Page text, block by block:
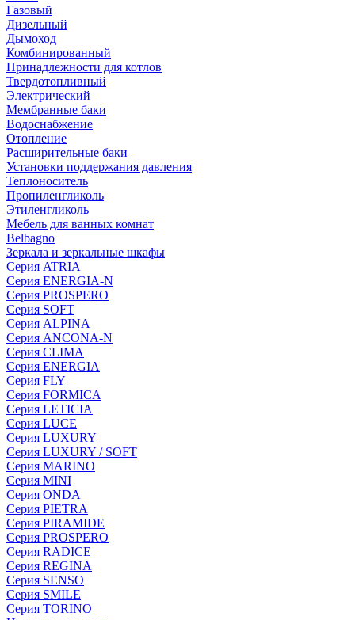
Газовый
Дизельный
Дымоход
Комбинированный
Принадлежности для котлов
Твердотопливный
Электрический
Мембранные баки
Водоснабжение
Отопление
Расширительные баки
Установки поддержания давления
Теплоноситель
Пропиленгликоль
Этиленгликоль
Мебель для ванных комнат
Belbagno
Зеркала и зеркальные шкафы
Серия ATRIA
Серия ENERGIA-N
Серия PROSPERO
Серия SOFT
Серия ALPINA
Серия ANCONA-N
Серия CLIMA
Серия ENERGIA
Серия FLY
Серия FORMICA
Серия LETICIA
Серия LUCE
Серия LUXURY
Серия LUXURY / SOFT
Серия MARINO
Серия MINI
Серия ONDA
Серия PIETRA
Серия PIRAMIDE
Серия PROSPERO
Серия RADICE
Серия REGINA
Серия SENSO
Серия SMILE
Серия TORINO